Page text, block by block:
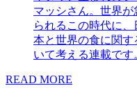
マッシさん。世界
られるこの時代に
本と世界の食に関
いて考える連載です
READ MORE